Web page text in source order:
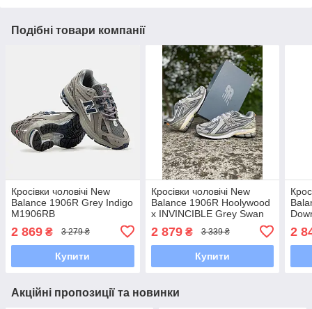
Подібні товари компанії
Кросівки чоловічі New
Balance 1906R Grey Indigo
M1906RB
2 869 ₴ 3 279 ₴
Купити
Кросівки чоловічі New
Balance 1906R Hoolywood
x INVINCIBLE Grey Swan
2 879₴ 3 339 ₴
Купити
2
Акційні пропозиції та новинки